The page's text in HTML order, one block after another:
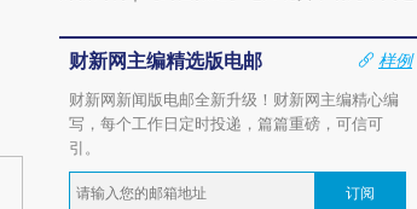
财新网主编精选版电邮
样例
财新网新闻版电邮全新升级！财新网主编精心编
写，每个工作日定时投递，篇篇重磅，可信可
引。
订阅